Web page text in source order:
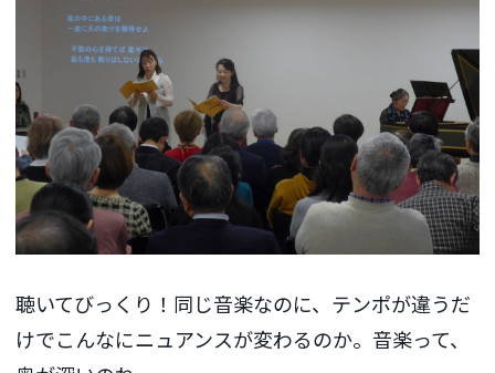
聴いてびっくり！同じ音楽なのに、テンポが違うだ
けでこんなにニュアンスが変わるのか。音楽って、